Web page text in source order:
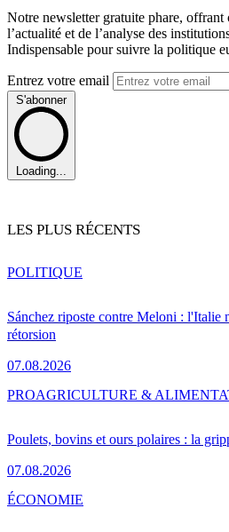
Notre newsletter gratuite phare, offrant
l’actualité et de l’analyse des
Indispensable pour suivre la politique
Entrez votre email
S'abonner
Loading...
LES PLUS RÉCENTS
Sánchez riposte contre Meloni : l'Italie
rétorsion
07.08.2026
POLITIQUE
Poulets, bovins et ours polaires : la
07.08.2026
PROAGRICULTURE &
ÉCONOMIE